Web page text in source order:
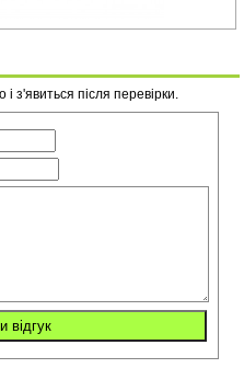
з'явиться після перевірки.